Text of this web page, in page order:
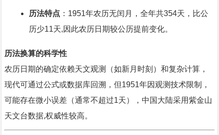
历法特点 ：1951年农历无闰月，全年共354天，比公
历少11天,因此农历日期较公历提前变化。
历法换算的科学性
农历日期的确定依赖天文观测（如新月时刻）和复杂计算，
现代可通过公式或数据库回溯，但1951年因观测技术限制，
可能存在微小误差（通常不超过1天），中国大陆采用紫金山
天文台数据,权威性较高。